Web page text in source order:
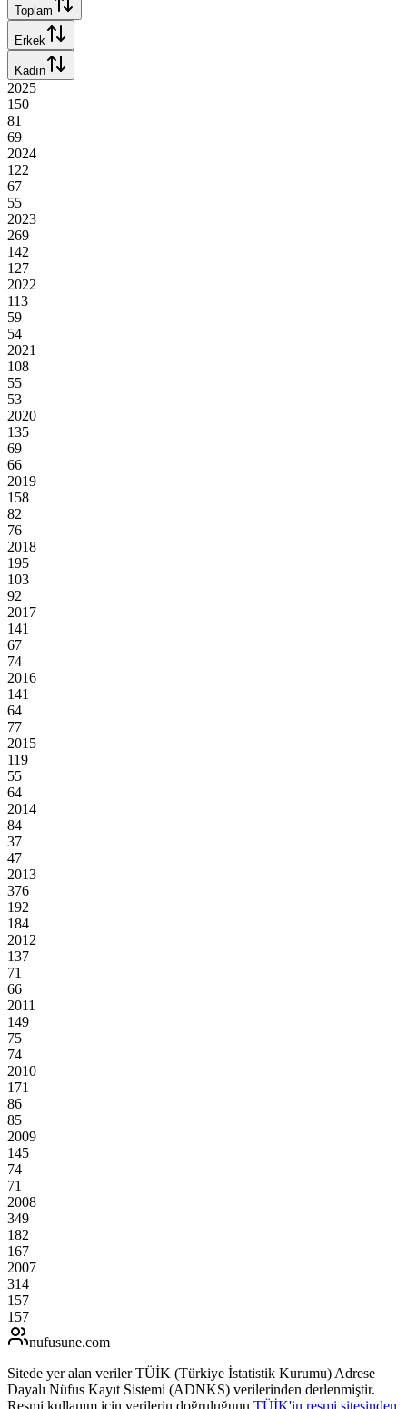
Toplam
Erkek
Kadın
2025
150
81
69
2024
122
67
55
2023
269
142
127
2022
113
59
54
2021
108
55
53
2020
135
69
66
2019
158
82
76
2018
195
103
92
2017
141
67
74
2016
141
64
77
2015
119
55
64
2014
84
37
47
2013
376
192
184
2012
137
71
66
2011
149
75
74
2010
171
86
85
2009
145
74
71
2008
349
182
167
2007
314
157
157
nufusune.com
Sitede yer alan veriler TÜİK (Türkiye İstatistik Kurumu) Adrese
Dayalı Nüfus Kayıt Sistemi (ADNKS) verilerinden derlenmiştir.
Resmi kullanım için verilerin doğruluğunu TÜİK'in resmi sitesinden